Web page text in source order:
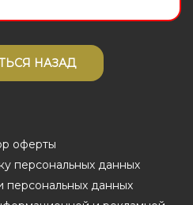
НАЗАД
оферты
персональных данных
персональных данных